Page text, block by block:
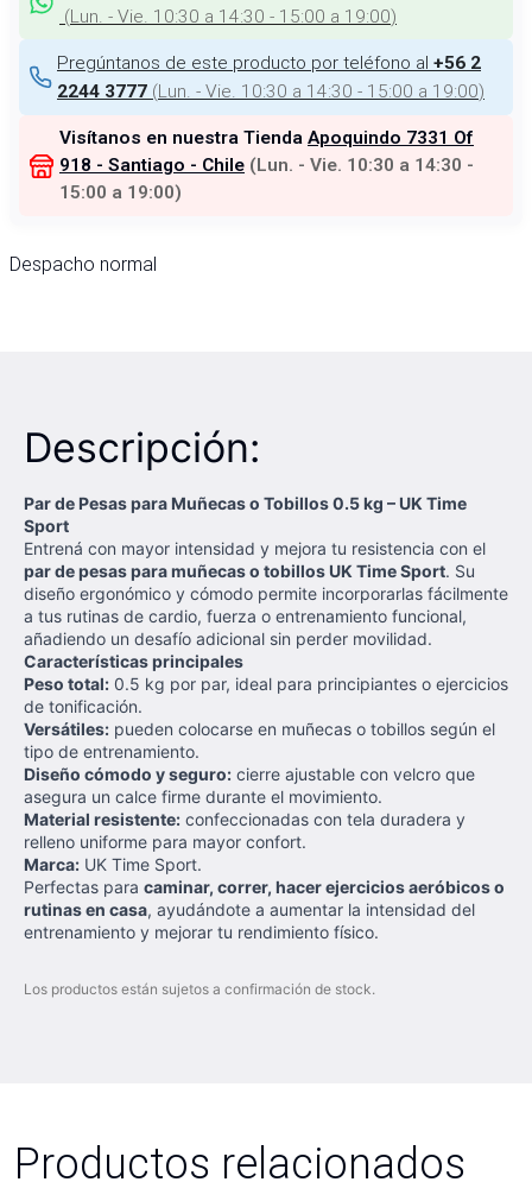
(Lun. - Vie. 10:30 a 14:30 - 15:00 a 19:00)
Pregúntanos de este producto por teléfono al +56 2
2244 3777 (Lun. - Vie. 10:30 a 14:30 - 15:00 a 19:00)
Visítanos en nuestra Tienda Apoquindo 7331 Of
918 - Santiago - Chile (Lun. - Vie. 10:30 a 14:30 -
15:00 a 19:00)
Despacho normal
Descripción:
Par de Pesas para Muñecas o Tobillos 0.5 kg – UK Time
Sport
Entrená con mayor intensidad y mejora tu resistencia con el
par de pesas para muñecas o tobillos UK Time Sport. Su
diseño ergonómico y cómodo permite incorporarlas fácilmente
a tus rutinas de cardio, fuerza o entrenamiento funcional,
añadiendo un desafío adicional sin perder movilidad.
Características principales
Peso total: 0.5 kg por par, ideal para principiantes o ejercicios
de tonificación.
Versátiles: pueden colocarse en muñecas o tobillos según el
tipo de entrenamiento.
Diseño cómodo y seguro: cierre ajustable con velcro que
asegura un calce firme durante el movimiento.
Material resistente: confeccionadas con tela duradera y
relleno uniforme para mayor confort.
Marca: UK Time Sport.
Perfectas para caminar, correr, hacer ejercicios aeróbicos o
rutinas en casa, ayudándote a aumentar la intensidad del
entrenamiento y mejorar tu rendimiento físico.
Los productos están sujetos a confirmación de stock.
Productos relacionados